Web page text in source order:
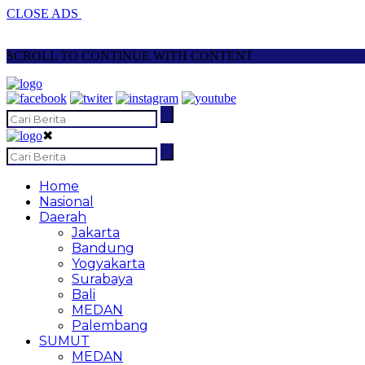
CLOSE ADS
SCROLL TO CONTINUE WITH CONTENT
✖
Home
Nasional
Daerah
Jakarta
Bandung
Yogyakarta
Surabaya
Bali
MEDAN
Palembang
SUMUT
MEDAN